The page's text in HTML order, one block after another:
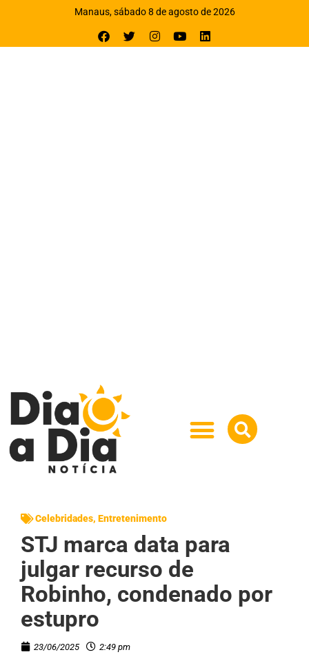
Manaus, sábado 8 de agosto de 2026
Celebridades, Entretenimento
STJ marca data para
julgar recurso de
Robinho, condenado por
estupro
23/06/2025 2:49 pm